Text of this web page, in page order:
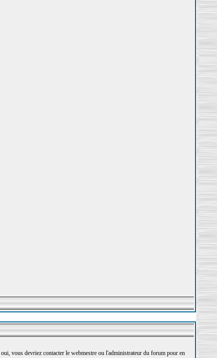
vous devriez contacter le webmestre ou l'administrateur du forum pour en